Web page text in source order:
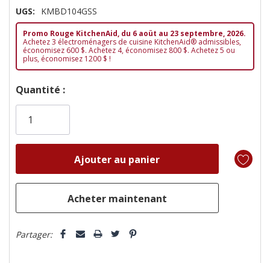
UGS: KMBD104GSS
Promo Rouge KitchenAid, du 6 aoüt au 23 septembre, 2026.
Achetez 3 électroménagers de cuisine KitchenAid® admissibles,
économisez 600 $. Achetez 4, économisez 800 $. Achetez 5 ou
plus, économisez 1200 $ !
Dépêchez-
vous!
plus
Quantité :
Partager: